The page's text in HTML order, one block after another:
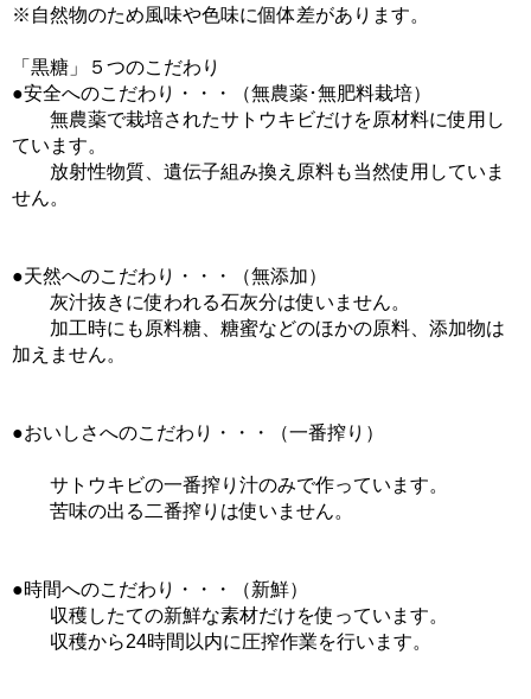
※自然物のため風味や色味に個体差があります。
「黒糖」５つのこだわり
●安全へのこだわり・・・（無農薬･無肥料栽培）
無農薬で栽培されたサトウキビだけを原材料に使用し
ています。
放射性物質、遺伝子組み換え原料も当然使用していま
せん。
●天然へのこだわり・・・（無添加）
灰汁抜きに使われる石灰分は使いません。
加工時にも原料糖、糖蜜などのほかの原料、添加物は
加えません。
●おいしさへのこだわり・・・（一番搾り）
サトウキビの一番搾り汁のみで作っています。
苦味の出る二番搾りは使いません。
●時間へのこだわり・・・（新鮮）
収穫したての新鮮な素材だけを使っています。
収穫から24時間以内に圧搾作業を行います。